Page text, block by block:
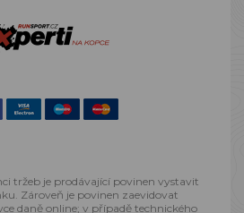
tržeb je prodávající povinen vystavit
Zároveň je povinen zaevidovat
daně online; v případě technického